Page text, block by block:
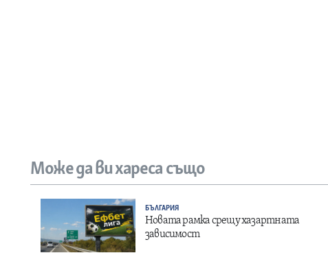
Може да ви хареса също
БЪЛГАРИЯ
Новата рамка срещу хазартната
зависимост